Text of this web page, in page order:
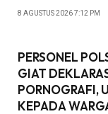
8 AGUSTUS 2026 7:12 PM
PERSONEL
GIAT
PORNOGRAFI,
KEPADA